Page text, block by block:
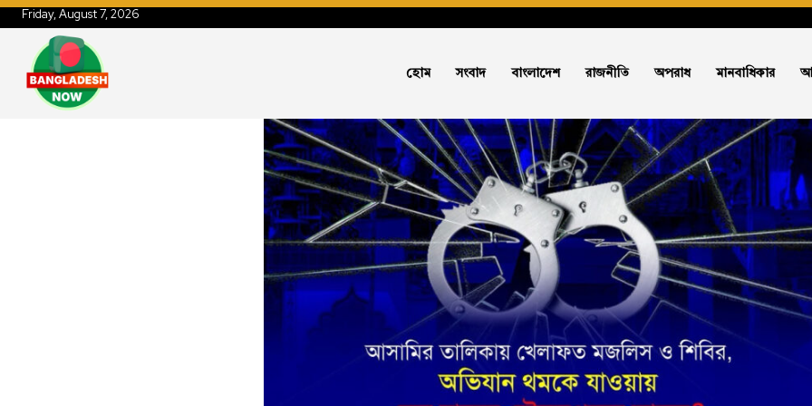
Friday, August 7, 2026
হোম সংবাদ বাংলাদেশ রাজনীতি অপরাধ মানবাধিকার